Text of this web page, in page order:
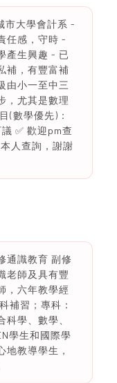
市大學會計系 -
任感，守時 -
產生興趣 - 已
補，有豐富補
由小一至中三
，尤其是數理
(數學優先)：
✅ 歡迎pm查
人查詢，謝謝
通識教育 副修
老師及具有豐
，六年教學經
補習；專科：
學、數學、
學生和國際學
地教導學生，